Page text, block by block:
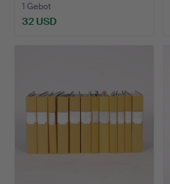
1 Gebot
32 USD